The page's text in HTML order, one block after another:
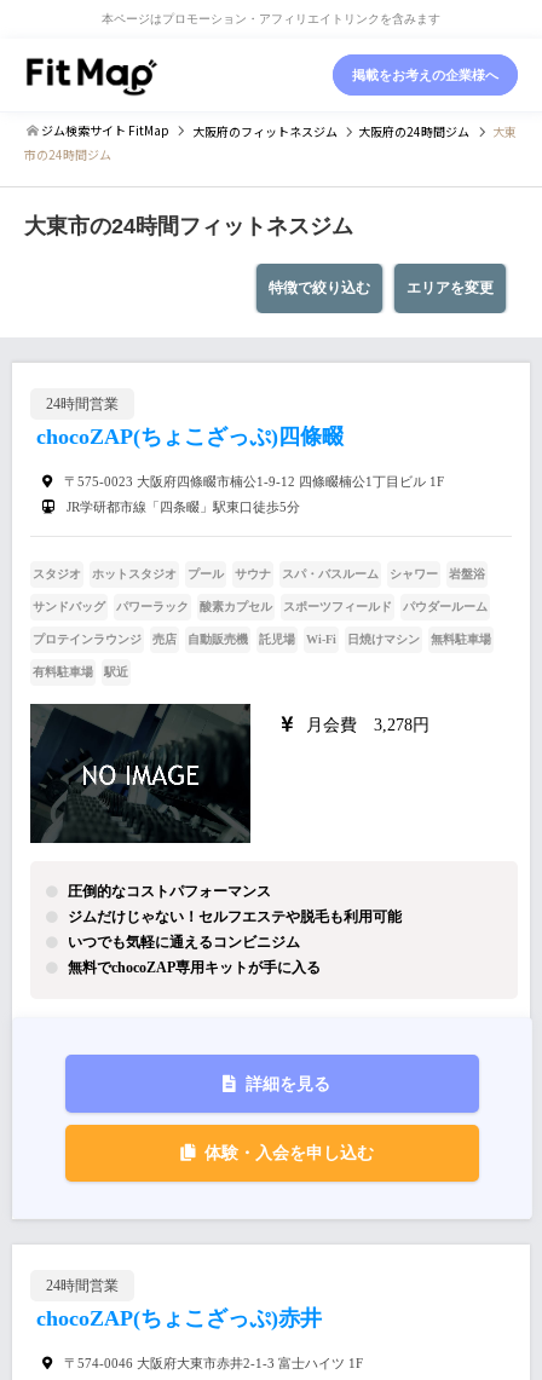
本ページはプロモーション・アフィリエイトリンクを含みます
掲載をお考えの企業様へ
ジム検索サイト FitMap 大阪府のフィットネスジム 大阪府の24時間ジム
大東
市の24時間ジム
大東市の24時間フィットネスジム
エリアを変更
特徴で絞り込む
24時間営業
chocoZAP(ちょこざっぷ)四條畷
〒575-0023 大阪府四條畷市楠公1-9-12 四條畷楠公1丁目ビル 1F
JR学研都市線「四条畷」駅東口徒歩5分
スタジオ ホットスタジオ プール サウナ スパ・バスルーム シャワー 岩盤浴
サンドバッグ パワーラック 酸素カプセル スポーツフィールド パウダールーム
プロテインラウンジ 売店 自動販売機 託児場 Wi-Fi 日焼けマシン 無料駐車場
有料駐車場 駅近
月会費 3,278円
圧倒的なコストパフォーマンス
ジムだけじゃない！セルフエステや脱毛も利用可能
いつでも気軽に通えるコンビニジム
無料でchocoZAP専用キットが手に入る
詳細を見る
体験・入会を申し込む
24時間営業
chocoZAP(ちょこざっぷ)赤井
〒574-0046 大阪府大東市赤井2-1-3 富士ハイツ 1F